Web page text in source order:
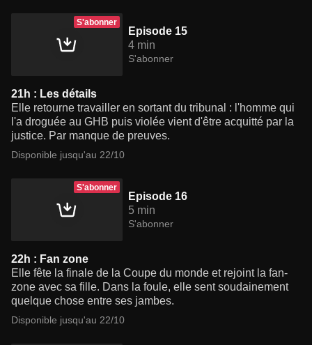
S'abonner
Episode 15
4 min
S'abonner
21h : Les détails
Elle retourne travailler en sortant du tribunal : l'homme qui
l'a droguée au GHB puis violée vient d'être acquitté par la
justice. Par manque de preuves.
Disponible jusqu'au 22/10
S'abonner
Episode 16
5 min
S'abonner
22h : Fan zone
Elle fête la finale de la Coupe du monde et rejoint la fan-
zone avec sa fille. Dans la foule, elle sent soudainement
quelque chose entre ses jambes.
Disponible jusqu'au 22/10